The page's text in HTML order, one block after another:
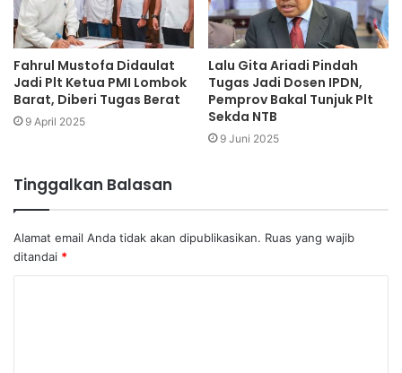
Fahrul Mustofa Didaulat
Jadi Plt Ketua PMI Lombok
Barat, Diberi Tugas Berat
9 April 2025
Lalu Gita Ariadi Pindah
Tugas Jadi Dosen IPDN,
Pemprov Bakal Tunjuk Plt
Sekda NTB
9 Juni 2025
Tinggalkan Balasan
Alamat email Anda tidak akan dipublikasikan. Ruas yang wajib
ditandai *